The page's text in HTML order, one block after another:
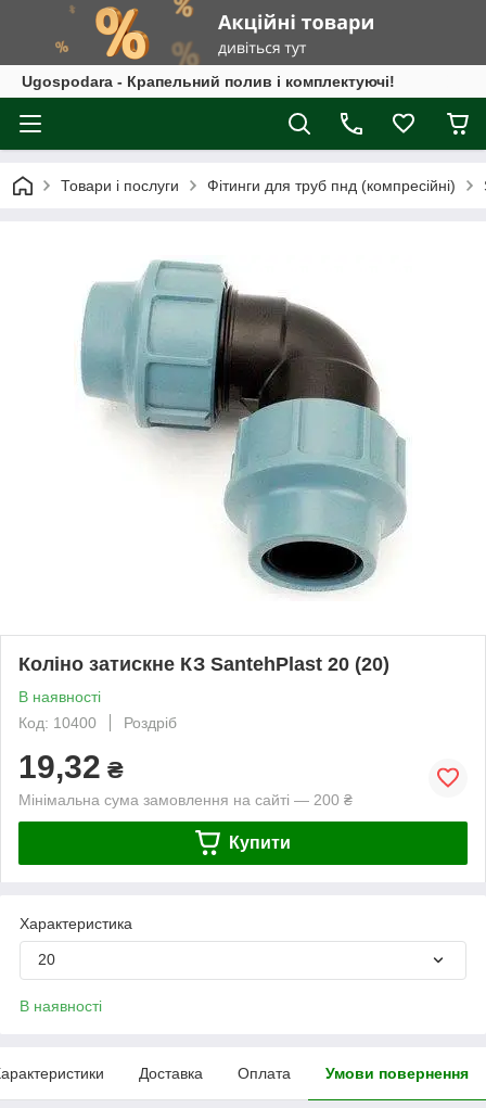
Ugospodara - Крапельний полив і комплектуючі!
Товари і послуги Фітинги для труб пнд (компресійні)
Коліно затискне КЗ SantehPlast 20 (20)
В наявності
Код: 10400
Роздріб
19,32 ₴
Мінімальна сума замовлення на сайті — 200 ₴
Купити
Характеристика
20
В наявності
Доставка Оплата Умови повернення